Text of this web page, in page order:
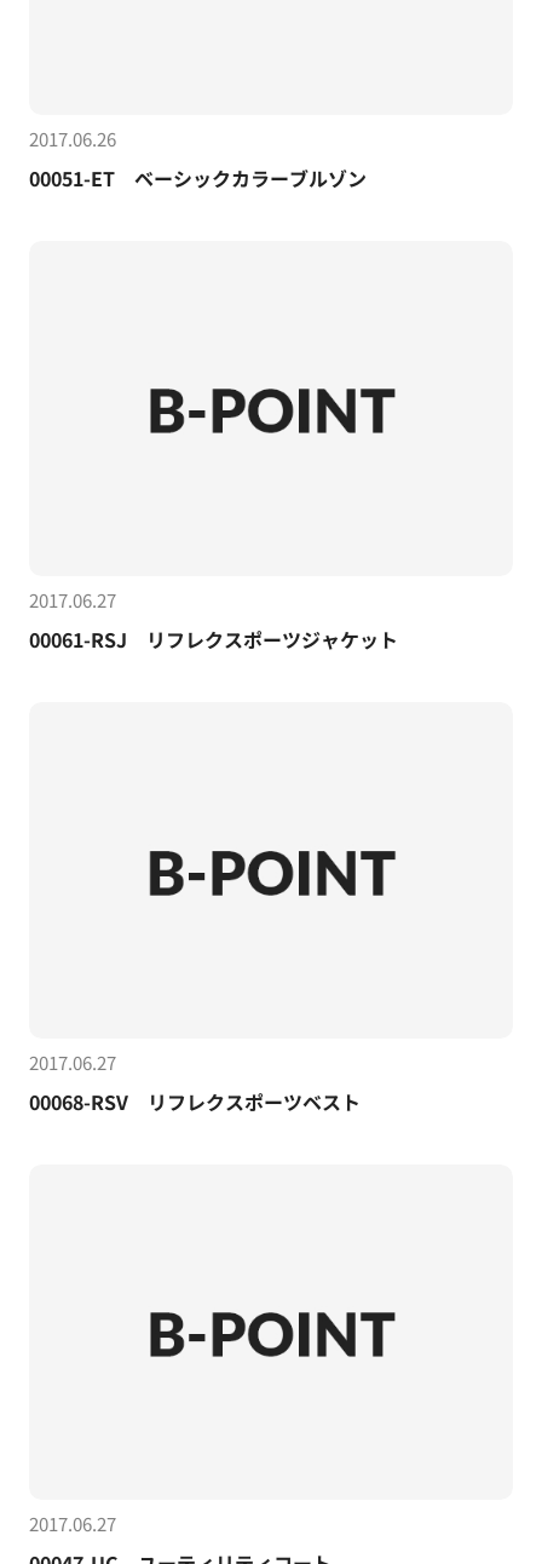
2017.06.26
00051-ET ベーシックカラーブルゾン
2017.06.27
00061-RSJ リフレクスポーツジャケット
2017.06.27
00068-RSV リフレクスポーツベスト
2017.06.27